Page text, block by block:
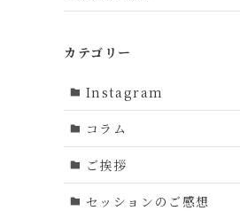
カテゴリー
Instagram
コラム
ご挨拶
セッションのご感想